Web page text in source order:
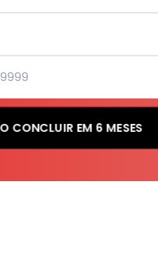
CONCLUIR EM 6 MESES